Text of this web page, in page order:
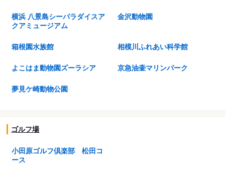
横浜 八景島シーパラダイスア
クアミュージアム
金沢動物園
箱根園水族館 相模川ふれあい科学館
よこはま動物園ズーラシア 京急油壷マリンパーク
夢見ケ崎動物公園
ゴルフ場
小田原ゴルフ倶楽部 松田コ
ース